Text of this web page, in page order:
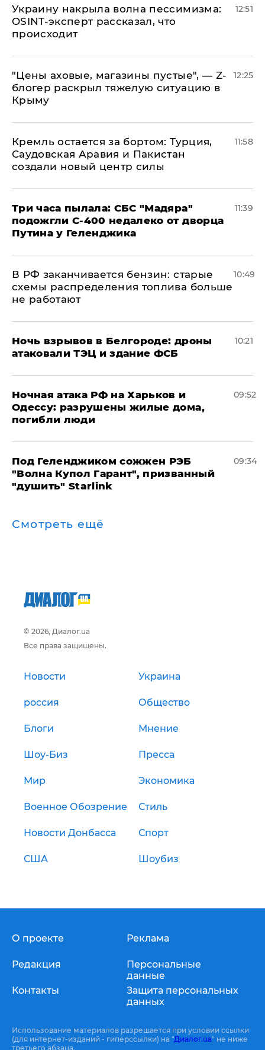
​Украину накрыла волна пессимизма:
OSINT-эксперт рассказал, что
происходит
12:51
​"Цены аховые, магазины пустые", — Z-
блогер раскрыл тяжелую ситуацию в
Крыму
12:25
​Кремль остается за бортом: Турция,
Саудовская Аравия и Пакистан
создали новый центр силы
11:58
Три часа пылала: СБС "Мадяра"
подожгли С-400 недалеко от дворца
Путина у Геленджика
11:39
​В РФ заканчивается бензин: старые
схемы распределения топлива больше
не работают
10:49
​Ночь взрывов в Белгороде: дроны
атаковали ТЭЦ и здание ФСБ
10:21
​Ночная атака РФ на Харьков и
Одессу: разрушены жилые дома,
погибли люди
09:52
Под Геленджиком сожжен РЭБ
"Волна Купол Гарант", призванный
"душить" Starlink
09:34
Смотреть ещё
© 2026, Диалог.ua
Все права защищены.
Новости Украина
россия Общество
Блоги Мнение
Шоу-Биз Пресса
Мир Экономика
Военное Обозрение Стиль
Новости Донбасса Спорт
США Шоубиз
О проекте
Редакция
Контакты
Реклама
Персональные
данные
Защита персональных
данных
Использование материалов разрешается при условии ссылки
(для интернет-изданий - гиперссылки) на "Диалог.ua" не ниже
третьего абзаца.